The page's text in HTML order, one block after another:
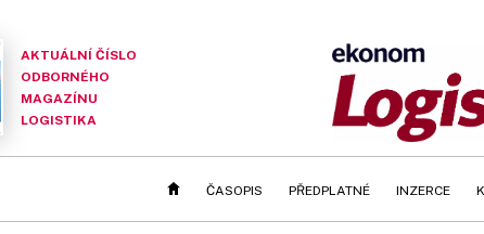
AKTUÁLNÍ ČÍSLO
ODBORNÉHO
MAGAZÍNU
LOGISTIKA
ČASOPIS PŘEDPLATNÉ INZERCE